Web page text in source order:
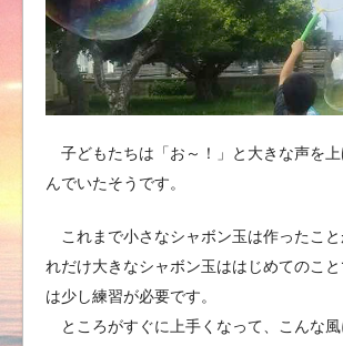
子どもたちは「お～！」と大きな声を上
んでいたそうです。
これまで小さなシャボン玉は作ったこと
れだけ大きなシャボン玉ははじめてのこ
は少し練習が必要です。
ところがすぐに上手くなって、こんな